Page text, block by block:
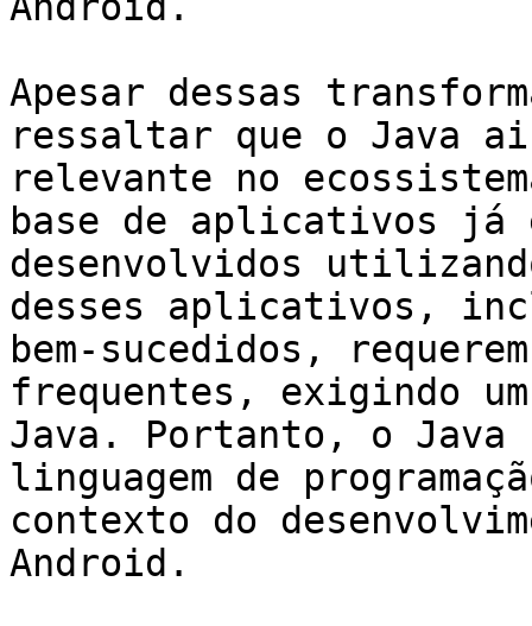
Apesar dessas
ressaltar que o Java
relevante no
base de aplicativos já
desenvolvidos
desses aplicativos,
bem-sucedidos,
frequentes, exigindo
Java. Portanto, o Java
linguagem de
contexto do
Android.